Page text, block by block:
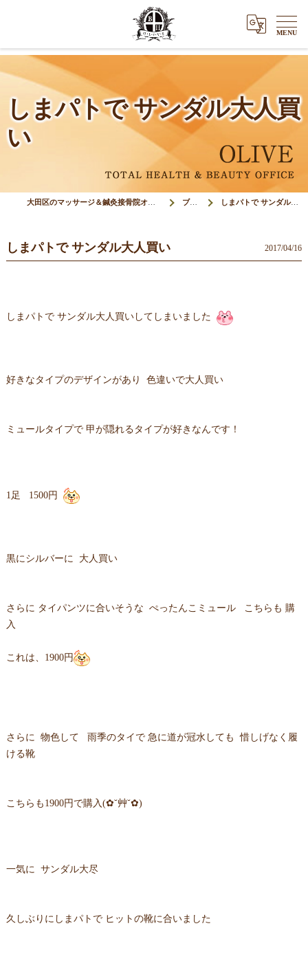
しまパトで サンダル大人買
い
大田区のマッサージ＆鍼灸接骨院オリーブ(Olive) ブログ しまパトで サンダル大人買い
しまパトで サンダル大人買い 2017/04/16
しまパトで サンダル大人買いしてしまいました
好きなタイプのデザインがあり 色違いで大人買い
ミュールタイプで 甲が隠れるタイプが好きなんです！
1足 1500円
黒にシルバーに 大人買い
さらに タイパンツに合いそうな ぺったんこミュール こちらも 購
入
これは、1900円
さらに 物色して 雨季のタイで 急に道が冠水しても 惜しげなく履
ける靴
こちらも1900円で購入(✿˘艸˘✿)
一気に サンダル大尽
久しぶりにしまパトで ヒットの靴に合いました